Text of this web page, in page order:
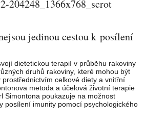
jedinou cestou k posílení
dietetickou terapií v průběhu rakoviny
druhů rakoviny, které mohou být
celkové diety a vnitřní
metoda a účelová životní terapie
Simontona poukazuje na možnost
posílení imunity pomocí psychologického